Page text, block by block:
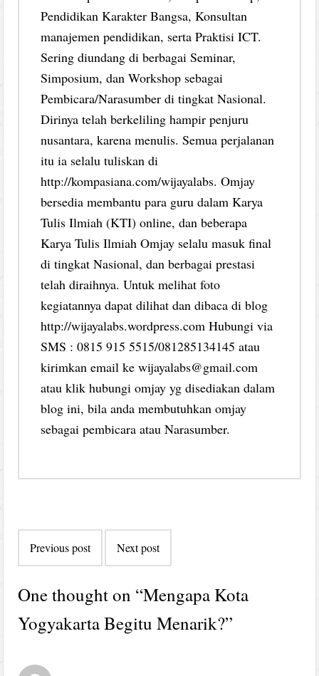
Pendidikan Karakter Bangsa, Konsultan
manajemen pendidikan, serta Praktisi ICT.
Sering diundang di berbagai Seminar,
Simposium, dan Workshop sebagai
Pembicara/Narasumber di tingkat Nasional.
Dirinya telah berkeliling hampir penjuru
nusantara, karena menulis. Semua perjalanan
itu ia selalu tuliskan di
http://kompasiana.com/wijayalabs. Omjay
bersedia membantu para guru dalam Karya
Tulis Ilmiah (KTI) online, dan beberapa
Karya Tulis Ilmiah Omjay selalu masuk final
di tingkat Nasional, dan berbagai prestasi
telah diraihnya. Untuk melihat foto
kegiatannya dapat dilihat dan dibaca di blog
http://wijayalabs.wordpress.com Hubungi via
SMS : 0815 915 5515/081285134145 atau
kirimkan email ke wijayalabs@gmail.com
atau klik hubungi omjay yg disediakan dalam
blog ini, bila anda membutuhkan omjay
sebagai pembicara atau Narasumber.
navigation
Previous post Next post
One thought on “Mengapa Kota
Yogyakarta Begitu Menarik?”